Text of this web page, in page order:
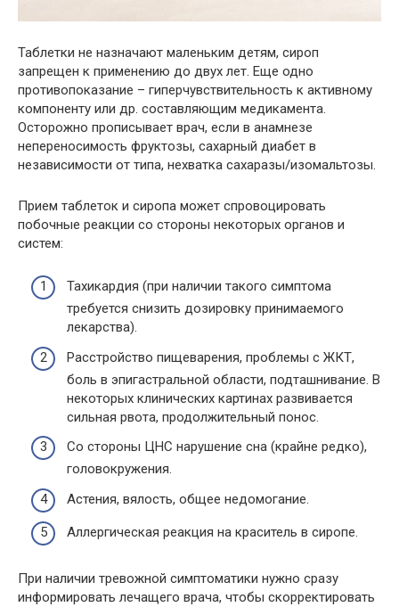
Таблетки не назначают маленьким детям, сироп
запрещен к применению до двух лет. Еще одно
противопоказание – гиперчувствительность к активному
компоненту или др. составляющим медикамента.
Осторожно прописывает врач, если в анамнезе
непереносимость фруктозы, сахарный диабет в
независимости от типа, нехватка сахаразы/изомальтозы.
Прием таблеток и сиропа может спровоцировать
побочные реакции со стороны некоторых органов и
систем:
Тахикардия (при наличии такого симптома
требуется снизить дозировку принимаемого
лекарства).
Расстройство пищеварения, проблемы с ЖКТ,
боль в эпигастральной области, подташнивание. В
некоторых клинических картинах развивается
сильная рвота, продолжительный понос.
Со стороны ЦНС нарушение сна (крайне редко),
головокружения.
Астения, вялость, общее недомогание.
Аллергическая реакция на краситель в сиропе.
При наличии тревожной симптоматики нужно сразу
информировать лечащего врача, чтобы скорректировать